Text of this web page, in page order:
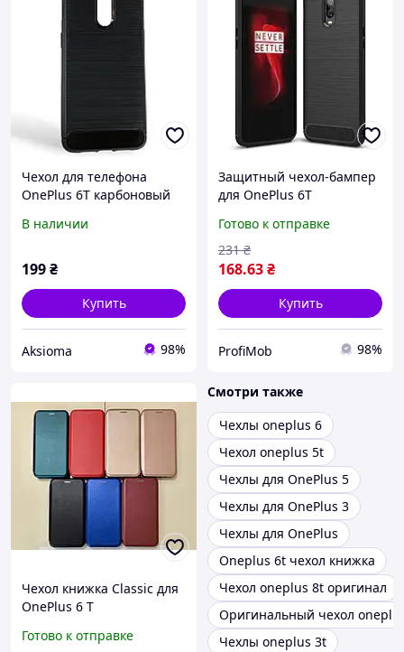
Чехол для телефона
OnePlus 6T карбоновый
высокими бортами
В наличии
199₴
Купить
Aksioma 98%
Защитный чехол-бампер
для OnePlus 6T
Готово к отправке
168.63₴
231 ₴
Купить
ProfiMob 98%
Чехол книжка Classic для
OnePlus 6 T
Готово к отправке
Смотри также
Чехлы oneplus 6
Чехол oneplus 5t
Чехлы для OnePlus 5
Чехлы для OnePlus 3
Чехлы для OnePlus
Oneplus 6t чехол книжка
Чехол oneplus 8t оригинал
Оригинальный чехол
Чехлы oneplus 3t